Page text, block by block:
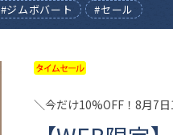
#ジムボバート #セール
＼今だけ10%OFF！8月7